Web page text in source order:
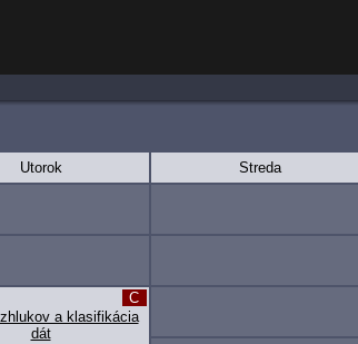
Utorok Streda
a klasifikácia
dát
C